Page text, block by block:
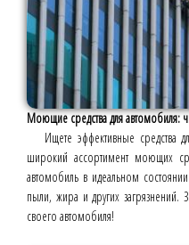
Моющие средства для автомобиля:
Ищете эффективные средства
широкий ассортимент моющих
автомобиль в идеальном
пыли, жира и других загрязнений.
своего автомобиля!